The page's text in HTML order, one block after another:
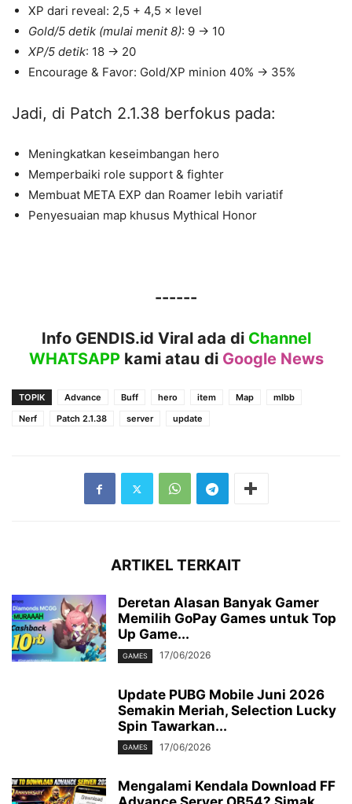
XP dari reveal: 2,5 + 4,5 × level
Gold/5 detik (mulai menit 8): 9 → 10
XP/5 detik: 18 → 20
Encourage & Favor: Gold/XP minion 40% → 35%
Jadi, di Patch 2.1.38 berfokus pada:
Meningkatkan keseimbangan hero
Memperbaiki role support & fighter
Membuat META EXP dan Roamer lebih variatif
Penyesuaian map khusus Mythical Honor
------
Info GENDIS.id Viral ada di Channel
WHATSAPPkami atau di Google News
TOPIK Advance Buff hero item Map
mlbb
Nerf
Patch 2.1.38 server update
ARTIKEL TERKAIT
Deretan Alasan Banyak Gamer
Memilih GoPay Games untuk Top
Up Game...
GAMES 17/06/2026
Update PUBG Mobile Juni 2026
Semakin Meriah, Selection Lucky
Spin Tawarkan...
GAMES 17/06/2026
Mengalami Kendala Download FF